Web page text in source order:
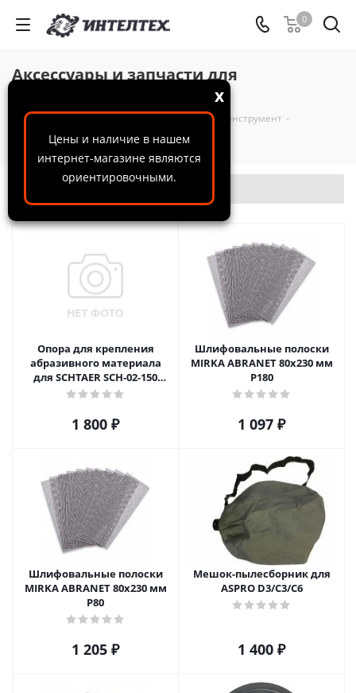
Цены и наличие в нашем
интернет-магазине являются
ориентировочными.
x
0
Аксессуары и запчасти для
ООО "ИнтелТех" - Каталог - Шлифовальный инструмент -
Аксессуары и запчасти для шлифмашинок
Опора для крепления
абразивного материала
для SCHTAER SCH-02-150
(аналог R7303-150) (SCH-02-
1 800 ₽
Шлифовальные полоски
MIRKA ABRANET 80х230 мм
Р180
1 097 ₽
Шлифовальные полоски
MIRKA ABRANET 80х230 мм
Р80
1 205 ₽
Мешок-пылесборник для
ASPRO D3/C3/C6
1 400 ₽